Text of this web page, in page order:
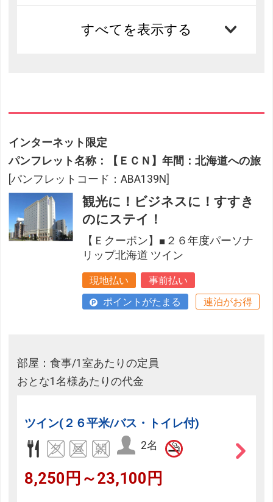
すべてを表示する
インターネット限定
パンフレット名称：【ＥＣＮ】年間：北海道への旅
[パンフレットコード：ABA139N]
観光に！ビジネスに！すすき
のにステイ！
【Ｅクーポン】■２６年度パーソナ
リップ北海道 ツイン
現地払い
事前払い
ポイントがたまる
連泊がお得
部屋：食事/1室あたりの定員
おとな1名様あたりの代金
ツイン(２６平米/バス・トイレ付)
2名
8,250円～23,100円